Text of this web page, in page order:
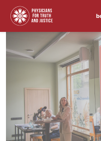
да
змесціва